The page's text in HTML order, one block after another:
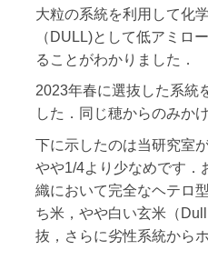
大粒の系統を利用して化
（DULL)として低アミロ
ることがわかりました．
2023年春に選抜した系統
した．同じ穂からのみか
下に示したのは当研究室
やや1/4より少なめです．
織において完全なヘテロ
ち米，やや白い玄米（
抜，さらに劣性系統から